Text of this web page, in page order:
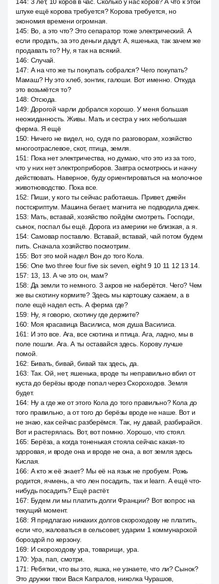
штуке ещё корова требуется? Корова требуется, но
экономия времени огромная.
145: Во, а это что? Это сепаратор тоже электрический. А
если продать, за это деньги дадут. А, яшенька, так зачем же
продавать то? Ну, я так на всякий.
146: Случай.
147: А на что же ты покупать собрался? Чего покупать?
Мамаш? Ну это хлеб, зонтик, галоши. Вот именно. Откуда
это возьмётся то?
148: Отсюда.
149: Дорогой чарли добрался хорошо. У меня большая
неожиданность. Живы. Мать и сестра у них небольшая
ферма. Я ещё
150: Ничего не видел, но, судя по разговорам, хозяйство
многоотраслевое, скот, птица, земля.
151 : Пока нет электричества, но думаю, что это из за того,
что у них нет электроприборов. Завтра осмотрюсь и начну
действовать. Наверное, буду ориентироваться на молочное
животноводство. Пока все.
152: Пиши, у кого ты сейчас работаешь. Привет, джейн
постскриптум. Машина бегает, магнита не подводила джек.
153: Мать, вставай, хозяйство пойдём смотреть. Господи,
сынок, поспал бы ещё. Дорога из америки не близкая, а я.
154: Самовар поставлю. Вставай, вставай, чай потом будем
пить. Сначала хозяйство посмотрим.
155: Вот это мой надел Вон до того Кола.
156: One two three four five six seven, eight 9 10 11 12 13 14.
157: 13, 13. А че это он, мам?
158: Да земли то немного. 3 акров не наберётся. Чего? Чем
же вы скотину кормите? Здесь мы картошку сажаем, а в
поле ещё надел есть. А ферма где?
159: Ну, я говорю, скотину где держите?
160: Моя красавица Василиса, моя душа Василиса.
161 : И это все. Ага, все скотина и птица. Ага, ладно, мы в
поле пошли. Ага. А ты оставайся здесь. Корову лучше
помой.
162: Бивать, бивай, бивай так здесь, да.
163: Так. Ой, нет, яшенька, вроде ты неправильно вбил от
куста до берёзы вроде попал через Скороходов. Земля
будет.
164: Ну а где же от этого Кола до того правильно? Кола до
того правильно, а от того до берёзы вроде не наше. Вот и
не знаю, как сейчас разберёмся. Так, ну давай, разбирайся.
Вот и растерялась. Вот, вот помню. Хорошо, что стоял.
165: Берёза, а когда тоненькая стояла сейчас какая-то
здоровая, и вроде она и вроде не она, а вот земля здесь
Кислая.
166: А кто ж её знает? Мы её на язык не пробуем. Рожь
родится, ячмень, а что лен посадить, так и learn. А ещё что-
нибудь посадить? Ещё растёт.
167: Будем ли мы платить долги Франции? Вот вопрос на
текущий момент.
168: Я предлагаю никаких долгов скороходову не платить,
если что, жаловаться в сельсовет, ударим 1 коммунарской
бороздой по керзону.
169: И скороходову ура, товарищи, ура.
170: Ура, пап, смотри.
171 : Ребятки, что вы это, яшка, не узнаете, что ли? Сынок?
Это дружки твои Вася Капралов, николка Чурашов,